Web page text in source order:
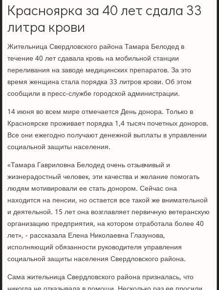
Красноярка за 40 лет сдала 33
литра крови
Жительница Свердловского района Тамара Белодед в
течение 40 лет сдавала кровь на мобильной станции
переливания на заводе медицинских препаратов. За это
время женщина стала порядка 33 литров крови. Об этом
сообщили в пресс-службе городской администрации.
14 июня во всем мире отмечается День донора. Только в
Красноярске проживает порядка 1,4 тысяч почетных доноров.
Все они ежегодно получают денежной выплаты в управлении
социальной защиты населения.
«Тамара Гавриловна Белодед очень отзывчивый и
жизнерадостный человек, эти качества и желание помогать
людям мотивировали ее стать донором. Сейчас она
находится на пенсии, но остается все такой же внимательной
и деятельной. 15 лет она возглавляет первичную ветеранскую
организацию предприятия, на котором отработала более 40
лет», - рассказала Елена Николаевна Глазунова,
исполняющий обязанности руководителя управления
социальной защиты населения Свердловского района.
Сама жительница Свердловского района призналась, что